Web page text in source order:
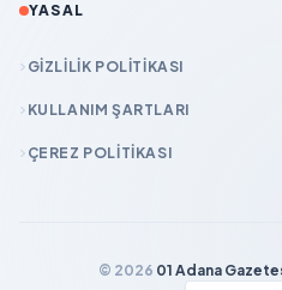
YASAL
GIZLILIK POLITIKASI
KULLANIM ŞARTLARI
ÇEREZ POLITIKASI
© 2026 01 Adana